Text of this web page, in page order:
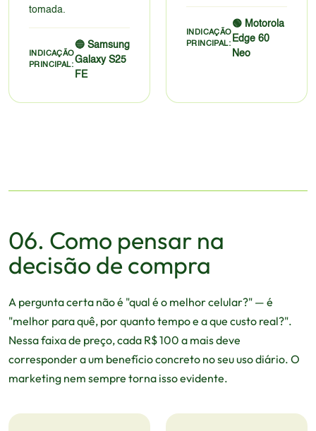
tomada.
INDICAÇÃO
PRINCIPAL:
🔵 Samsung
Galaxy S25
FE
INDICAÇÃO
PRINCIPAL:
🟢 Motorola
Edge 60
Neo
06. Como pensar na
decisão de compra
A pergunta certa não é "qual é o melhor celular?" — é
"melhor para quê, por quanto tempo e a que custo real?".
Nessa faixa de preço, cada R$ 100 a mais deve
corresponder a um benefício concreto no seu uso diário. O
marketing nem sempre torna isso evidente.